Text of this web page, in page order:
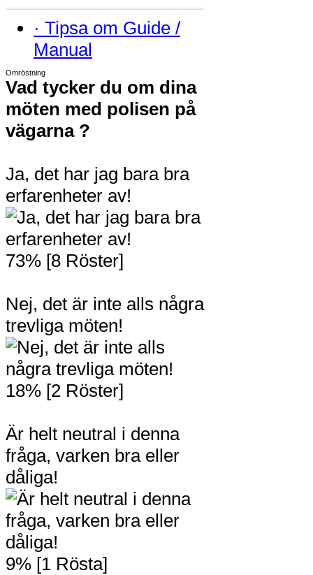
· Tipsa om Guide /
Manual
Omröstning
Vad tycker du om dina
möten med polisen på
vägarna ?
Ja, det har jag bara bra
erfarenheter av!
73% [8 Röster]
Nej, det är inte alls några
trevliga möten!
18% [2 Röster]
Är helt neutral i denna
fråga, varken bra eller
dåliga!
9% [1 Rösta]